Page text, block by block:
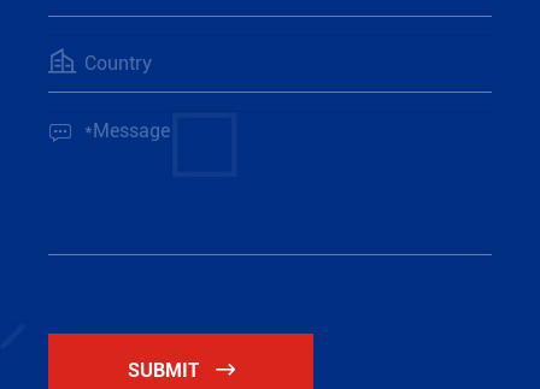


SUBMIT 